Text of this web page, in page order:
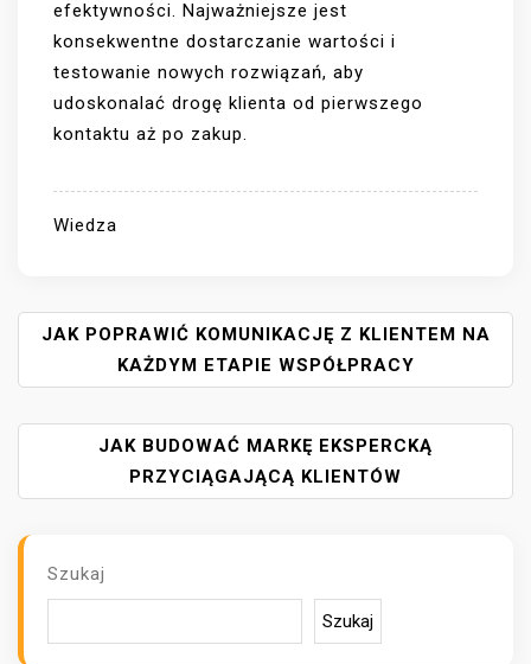
efektywności. Najważniejsze jest
konsekwentne dostarczanie wartości i
testowanie nowych rozwiązań, aby
udoskonalać drogę klienta od pierwszego
kontaktu aż po zakup.
Wiedza
N
W
I
C
J
W
JAK POPRAWIĆ KOMUNIKACJĘ Z KLIENTEM NA
KAŻDYM ETAPIE WSPÓŁPRACY
JAK BUDOWAĆ MARKĘ EKSPERCKĄ
PRZYCIĄGAJĄCĄ KLIENTÓW
Szukaj
Szukaj